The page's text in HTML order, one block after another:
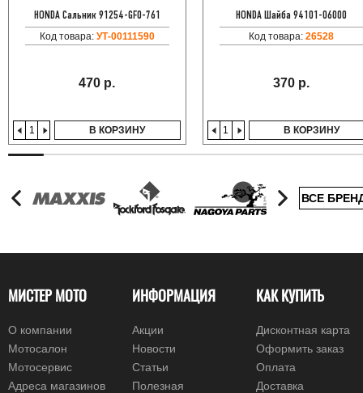
HONDA Сальник 91254-GF0-761
Код товара: УТ-00111590
470 р.
В КОРЗИНУ
HONDA Шайба 94101-06000
Код товара: 26528
370 р.
В КОРЗИНУ
ВСЕ
МИСТЕР МОТО
О компании
Мотосалон
Мотосервис
Адреса магазинов
ИНФОРМАЦИЯ
Акции
Новости
Статьи
Полезная
КАК КУПИТЬ
Дисконтная карта
Оформить заказ
Оплата
Доставка